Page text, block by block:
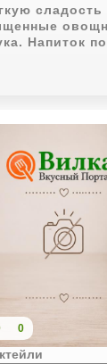
Напиток
пряным и
по вкусу.
0